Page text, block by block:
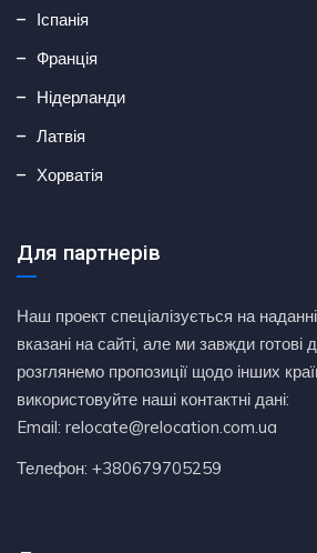
Іспанія
Франція
Нідерланди
Латвія
Хорватія
Для партнерів
Наш проект спеціалізується на
вказані на сайті, але ми завжди готові
розглянемо пропозиції щодо інших
використовуйте наші контактні дані:
Email: relocate@relocation.com.ua
Телефон: +380679705259